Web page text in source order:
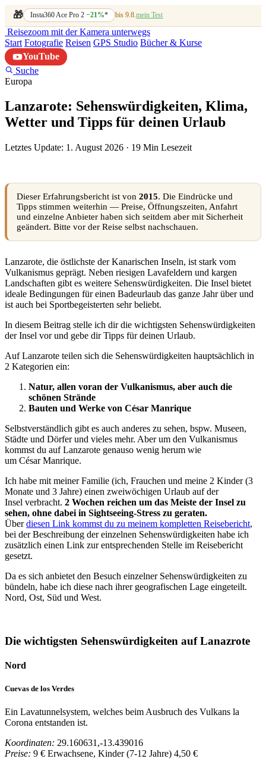
🎁 Insta360 Ace Pro 2−21%* bis 9.8.mein Test
Reisezoom mit der Kamera unterwegs
Start Fotografie Reisen GPS Studio Bücher & Kurse
YouTube
Suche
Europa
Lanzarote: Sehenswürdigkeiten, Klima,
Wetter und Tipps für deinen Urlaub
Letztes Update: 1. August 2026 · 19 Min Lesezeit
Dieser Erfahrungsbericht ist von 2015. Die Eindrücke und
Tipps stimmen weiterhin — Preise, Öffnungszeiten, Anfahrt
und einzelne Anbieter haben sich seitdem aber mit Sicherheit
geändert. Bitte vor der Reise selbst nachschauen.
Lanzarote, die östlichste der Kanarischen Inseln, ist stark vom
Vulkanismus geprägt. Neben riesigen Lavafeldern und kargen
Landschaften gibt es weitere Sehenswürdigkeiten. Die Insel bietet
ideale Bedingungen für einen Badeurlaub das ganze Jahr über und
ist auch bei Sportbegeisterten sehr beliebt.
In diesem Beitrag stelle ich dir die wichtigsten Sehenswürdigkeiten
der Insel vor und gebe dir Tipps für deinen Urlaub.
Auf Lanzarote teilen sich die Sehenswürdigkeiten hauptsächlich in
2 Kategorien ein:
Natur, allen voran der Vulkanismus, aber auch die
schönen Strände
Bauten und Werke von César Manrique
Selbstverständlich gibt es auch anderes zu sehen, bspw. Museen,
Städte und Dörfer und vieles mehr. Aber um den Vulkanismus
kommst du auf Lanzarote genauso wenig herum wie
um César Manrique.
Ich habe mit meiner Familie (ich, Frauchen und meine 2 Kinder (3
Monate und 3 Jahre) einen zweiwöchigen Urlaub auf der
Insel verbracht. 2 Wochen reichen um das Meiste der Insel zu
sehen, ohne dabei in Sightseeing-Stress zu geraten.
Überdiesen Link kommst du zu meinem kompletten Reisebericht,
bei der Beschreibung der einzelnen Sehenswürdigkeiten habe ich
zusätzlich einen Link zur entsprechenden Stelle im Reisebericht
gesetzt.
Da es sich anbietet den Besuch einzelner Sehenswürdigkeiten zu
bündeln, habe ich diese nach ihrer geografischen Lage eingeteilt.
Nord, Ost, Süd und West.
Die wichtigsten Sehenswürdigkeiten auf Lanazrote
Nord
Cuevas de los Verdes
Ein Lavatunnelsystem, welches beim Ausbruch des Vulkans la
Corona entstanden ist.
Koordinaten: 29.160631,-13.439016
Preise: 9 € Erwachsene, Kinder (7-12 Jahre) 4,50 €